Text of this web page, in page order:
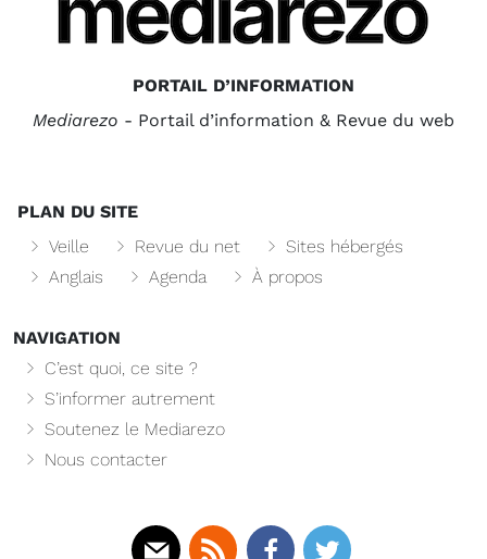
PORTAIL D’INFORMATION
Mediarezo - Portail d’information & Revue du web
PLAN DU SITE
Veille
Revue du net
Sites hébergés
Anglais
Agenda À propos
NAVIGATION
C’est quoi, ce site ?
S’informer autrement
Soutenez le Mediarezo
Nous contacter